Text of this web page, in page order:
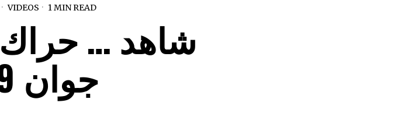
VIDEOS 1 MIN READ
جوان 2019